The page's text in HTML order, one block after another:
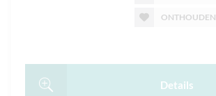
Details
ONTHOUDEN